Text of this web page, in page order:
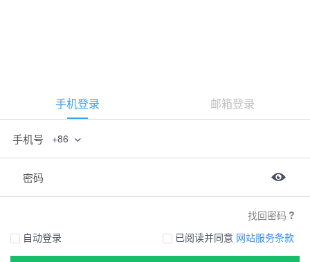
手机登录 邮箱登录
手机号 +86
密码
找回密码
自动登录
已阅读并同意 网站服务条款